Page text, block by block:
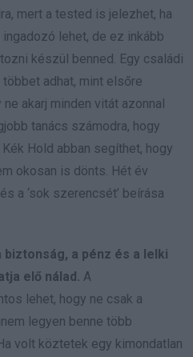
mert a tested is jelezhet, ha
lehet, de ez inkább
készül benned. Egy családi
adhat, mint elsőre
akarj minden vitát azonnal
tanács számodra, hogy
Hold abban segíthet, hogy
okosan is dönts. Hét év
a ‘sok szerencsét’ beírása
biztonság, a pénz és a lelki
elő nálad. A
lehet, hogy ne csak a
legyen benne több
volt köztetek egy kimondatlan